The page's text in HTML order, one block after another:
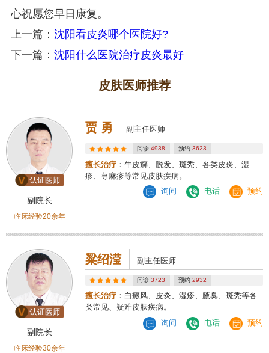
心祝愿您早日康复。
上一篇： 沈阳看皮炎哪个医院好?
下一篇： 沈阳什么医院治疗皮炎最好
皮肤医师推荐
副院长
临床经验20余年
贾 勇 副主任医师
问诊4938 预约 3623
擅长治疗 ：牛皮癣、脱发、斑秃、各类皮炎、湿
疹、荨麻疹等常见皮肤疾病。
询问
电话 预约
副院长
临床经验30余年
粱绍滢 副主任医师
问诊3723 预约 2932
擅长治疗 ：白癜风、皮炎、湿疹、腋臭、斑秃等各
类常见、疑难皮肤疾病。
询问
电话 预约